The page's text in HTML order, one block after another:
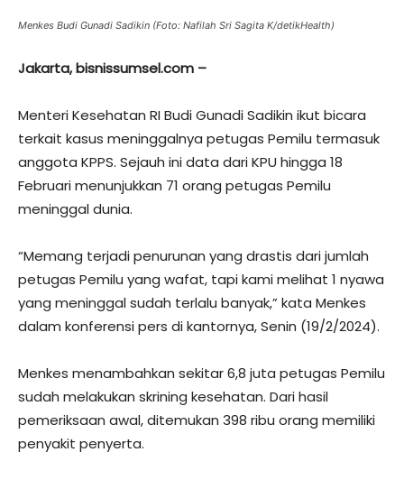
Menkes Budi Gunadi Sadikin (Foto: Nafilah Sri Sagita K/detikHealth)
Jakarta, bisnissumsel.com –
Menteri Kesehatan RI Budi Gunadi Sadikin ikut bicara
terkait kasus meninggalnya petugas Pemilu termasuk
anggota KPPS. Sejauh ini data dari KPU hingga 18
Februari menunjukkan 71 orang petugas Pemilu
meninggal dunia.
“Memang terjadi penurunan yang drastis dari jumlah
petugas Pemilu yang wafat, tapi kami melihat 1 nyawa
yang meninggal sudah terlalu banyak,” kata Menkes
dalam konferensi pers di kantornya, Senin (19/2/2024).
Menkes menambahkan sekitar 6,8 juta petugas Pemilu
sudah melakukan skrining kesehatan. Dari hasil
pemeriksaan awal, ditemukan 398 ribu orang memiliki
penyakit penyerta.